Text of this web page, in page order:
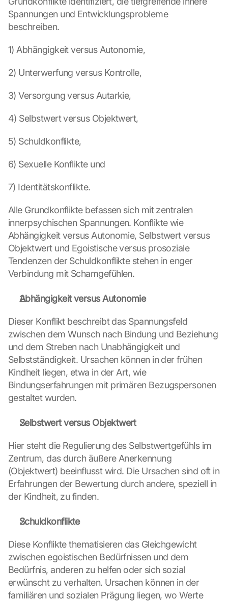
Spannungen und Entwicklungsprobleme
beschreiben.
1) Abhängigkeit versus Autonomie,
2) Unterwerfung versus Kontrolle,
3) Versorgung versus Autarkie,
4) Selbstwert versus Objektwert,
5) Schuldkonflikte,
6) Sexuelle Konflikte und
7) Identitätskonflikte.
Alle Grundkonflikte befassen sich mit zentralen
innerpsychischen Spannungen. Konflikte wie
Abhängigkeit versus Autonomie, Selbstwert versus
Objektwert und Egoistische versus prosoziale
Tendenzen der Schuldkonflikte stehen in enger
Verbindung mit Schamgefühlen.
Abhängigkeit versus Autonomie
Dieser Konflikt beschreibt das Spannungsfeld
zwischen dem Wunsch nach Bindung und Beziehung
und dem Streben nach Unabhängigkeit und
Selbstständigkeit. Ursachen können in der frühen
Kindheit liegen, etwa in der Art, wie
Bindungserfahrungen mit primären Bezugspersonen
gestaltet wurden.
Selbstwert versus Objektwert
Hier steht die Regulierung des Selbstwertgefühls im
Zentrum, das durch äußere Anerkennung
(Objektwert) beeinflusst wird. Die Ursachen sind oft in
Erfahrungen der Bewertung durch andere, speziell in
der Kindheit, zu finden.
Schuldkonflikte
Diese Konflikte thematisieren das Gleichgewicht
zwischen egoistischen Bedürfnissen und dem
Bedürfnis, anderen zu helfen oder sich sozial
erwünscht zu verhalten. Ursachen können in der
familiären und sozialen Prägung liegen, wo Werte